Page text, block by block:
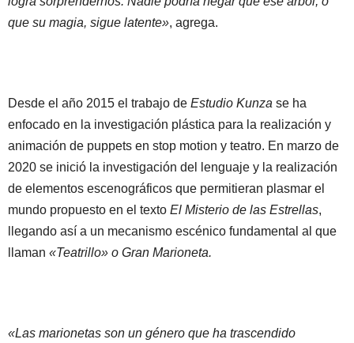
que su magia, sigue latente», agrega.
Desde el año 2015 el trabajo de Estudio Kunza se ha
enfocado en la investigación plástica para la realización y
animación de puppets en stop motion y teatro. En marzo de
2020 se inició la investigación del lenguaje y la realización
de elementos escenográficos que permitieran plasmar el
mundo propuesto en el texto El Misterio de las Estrellas,
llegando así a un mecanismo escénico fundamental al que
llaman «Teatrillo» o Gran Marioneta.
«Las marionetas son un género que ha trascendido